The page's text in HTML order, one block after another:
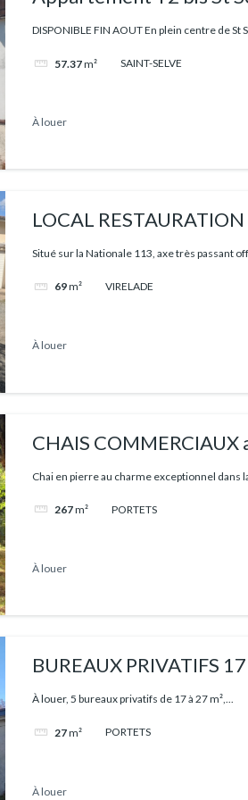
DISPONIBLE FIN AOUT En plein centre de St
57.37m² SAINT-SELVE
À louer
LOCAL
Situé sur la Nationale 113, axe très passant
69m² VIRELADE
À louer
CHAIS
PORTETS
Chai en pierre au charme exceptionnel dans
267m² PORTETS
À louer
BUREAUX PRIVATIFS
À louer, 5 bureaux privatifs de 17 à 27 m²,...
27m² PORTETS
À louer